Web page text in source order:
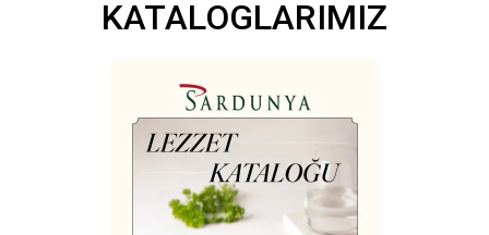
KATALOGLARIMIZ